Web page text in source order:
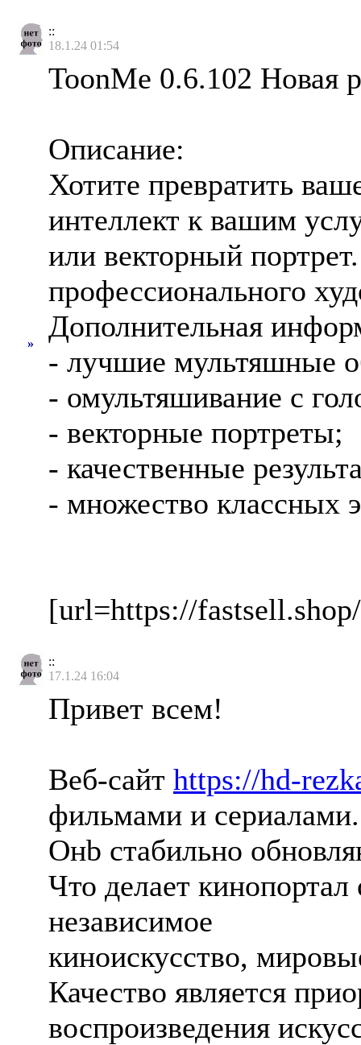
::
18.1.24 01:54
»
ToonMe 0.6.102 Новая
Описание:
Хотите превратить
интеллект к вашим
или векторный
профессионального
Дополнительная
- лучшие мультяшные
- омультяшивание с
- векторные портреты;
- качественные
- множество классных
[url=https://
::
17.1.24 16:04
Привет всем!
Веб-сайт https://hd-
фильмами и сериалами.
Онb стабильно
Что делает
независимое
киноискусство,
Качество является
воспроизведения